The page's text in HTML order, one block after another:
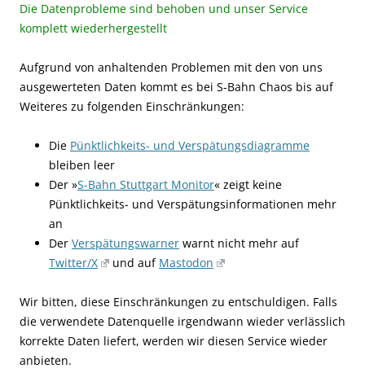
Die Datenprobleme sind behoben und unser Service
komplett wiederhergestellt
Aufgrund von anhaltenden Problemen mit den von uns
ausgewerteten Daten kommt es bei S-Bahn Chaos bis auf
Weiteres zu folgenden Einschränkungen:
Die Pünktlichkeits- und Verspätungsdiagramme
bleiben leer
Der »S-Bahn Stuttgart Monitor« zeigt keine
Pünktlichkeits- und Verspätungsinformationen mehr
an
Der Verspätungswarner warnt nicht mehr auf
Twitter/X
und auf Mastodon
Wir bitten, diese Einschränkungen zu entschuldigen. Falls
die verwendete Datenquelle irgendwann wieder verlässlich
korrekte Daten liefert, werden wir diesen Service wieder
anbieten.